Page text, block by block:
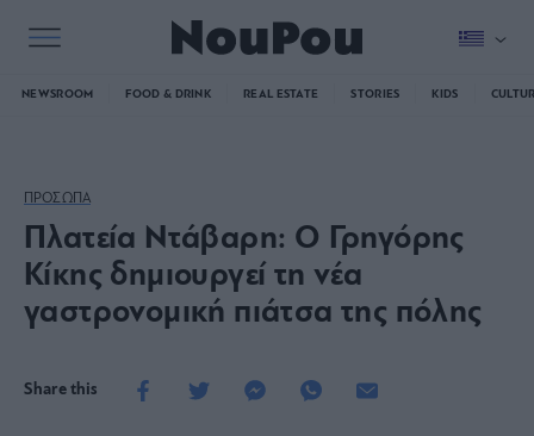
NEWSROOM FOOD & DRINK REAL ESTATE STORIES KIDS
ΠΡΟΣΩΠΑ
Πλατεία Ντάβαρη: Ο Γρηγόρης
Κίκης δημιουργεί τη νέα
γαστρονομική πιάτσα της πόλης
Share this